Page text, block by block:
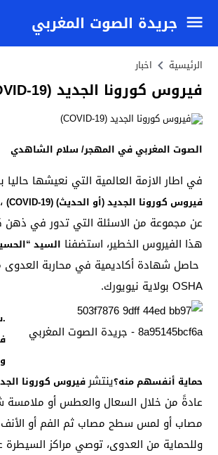
جريدة الصوت المغربي
الرئيسية اخبار
فيروس كورونا الجديد (COVID-19)
الصوت المغربي في المهجر/ سلام الشاهدي
في اطار الازمة العالمية التي نعيشها
فيروس كورونا الجديد (أو الحديث) (COVID-19)
عن مجموعة من الاسئلة التي تدور في ذهن
هذا الفيروس الخطير، استضفنا السيد
حاصل شهادة أكاديمية في محاربة العدوى
OSHA بولاية نيويورك.
حماية أنفسهم منه؟ينتشرفيروس كورونا
عادةً من خلال السعال والعطس أو
مصاب أو لمس سطح مصاب ثم الفم أو الأنف
وللحماية من العدوى، توصي مراكز السيطرة